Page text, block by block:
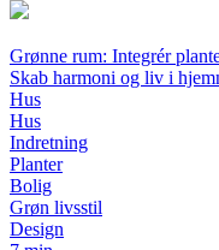
Grønne rum: Integrér
Skab harmoni og liv i
Hus
Hus
Indretning
Planter
Bolig
Grøn livsstil
Design